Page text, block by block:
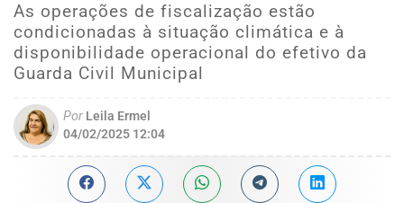
As operações de fiscalização estão
condicionadas à situação climática e à
disponibilidade operacional do efetivo da
Guarda Civil Municipal
Por Leila Ermel
04/02/2025 12:04